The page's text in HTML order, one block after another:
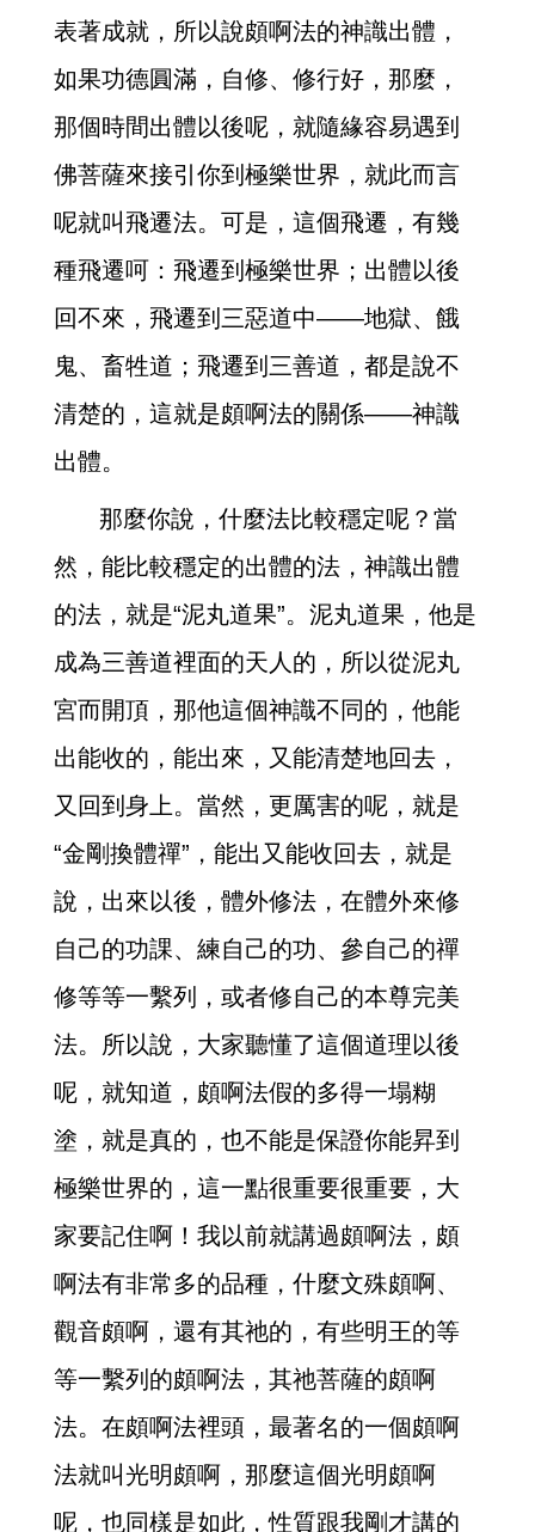
表著成就，所以說頗啊法的神識出體，
如果功德圓滿，自修、修行好，那麼，
那個時間出體以後呢，就隨緣容易遇到
佛菩薩來接引你到極樂世界，就此而言
呢就叫飛遷法。可是，這個飛遷，有幾
種飛遷呵：飛遷到極樂世界；出體以後
回不來，飛遷到三惡道中——地獄、餓
鬼、畜牲道；飛遷到三善道，都是說不
清楚的，這就是頗啊法的關係——神識
出體。
那麼你說，什麼法比較穩定呢？當
然，能比較穩定的出體的法，神識出體
的法，就是“泥丸道果”。泥丸道果，他是
成為三善道裡面的天人的，所以從泥丸
宮而開頂，那他這個神識不同的，他能
出能收的，能出來，又能清楚地回去，
又回到身上。當然，更厲害的呢，就是
“金剛換體禪”，能出又能收回去，就是
說，出來以後，體外修法，在體外來修
自己的功課、練自己的功、參自己的禪
修等等一繫列，或者修自己的本尊完美
法。所以說，大家聽懂了這個道理以後
呢，就知道，頗啊法假的多得一塌糊
塗，就是真的，也不能是保證你能昇到
極樂世界的，這一點很重要很重要，大
家要記住啊！我以前就講過頗啊法，頗
啊法有非常多的品種，什麼文殊頗啊、
觀音頗啊，還有其祂的，有些明王的等
等一繫列的頗啊法，其祂菩薩的頗啊
法。在頗啊法裡頭，最著名的一個頗啊
法就叫光明頗啊，那麼這個光明頗啊
呢，也同樣是如此，性質跟我剛才講的